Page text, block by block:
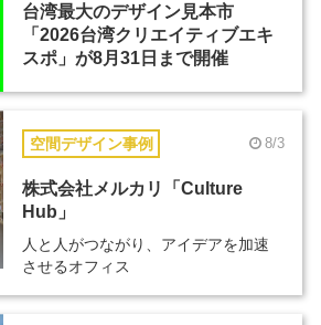
台湾最大のデザイン見本市
「2026台湾クリエイティブエキ
スポ」が8月31日まで開催
空間デザイン事例 8/3
株式会社メルカリ「Culture
Hub」
人と人がつながり、アイデアを加速
させるオフィス